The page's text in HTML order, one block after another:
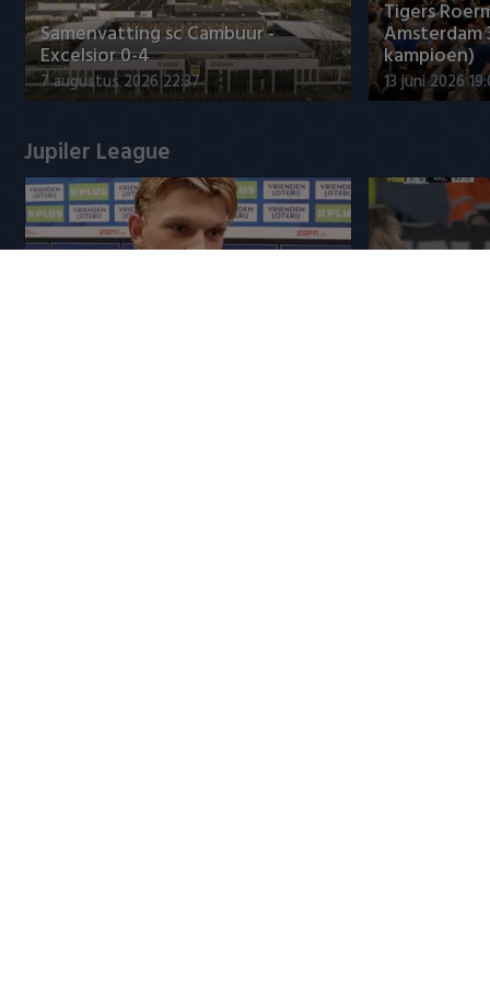
Samenvatting sc Cambuur -
Excelsior 0-4
7 augustus 2026 22:37
Tigers
Amsterdam
kampioen)
13 juni 2026
Jupiler League